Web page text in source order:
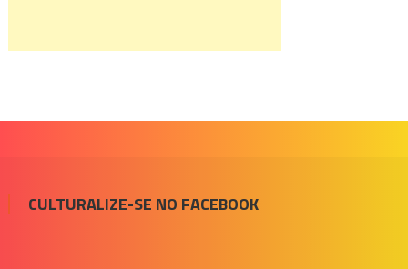
CULTURALIZE-SE NO FACEBOOK